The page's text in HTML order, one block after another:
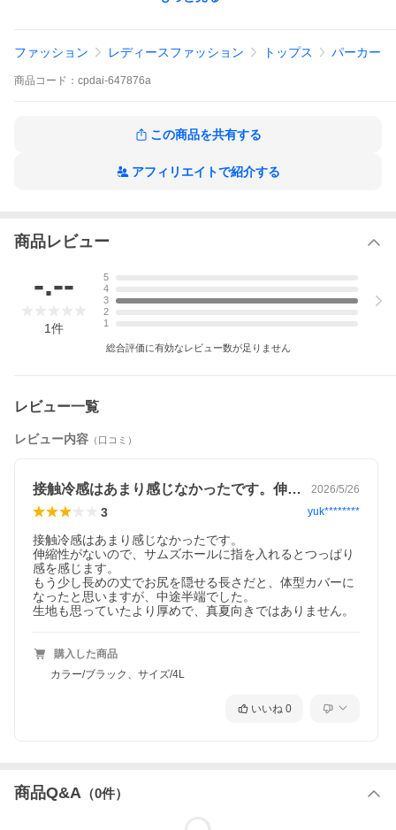
【素材】レーヨン 50％ ナイロン 50％
ゴールドジャパン GOLDJAPAN 大きいサイズ レディース レディ
＆吸水速乾ペプラムパーカー フーディー ジップ 接触冷感 UV 吸
水速乾 吸水 速乾 ペプラム フレア ポケット ロング 前開き ストレ
ファッション レディースファッション トップス パーカー
商品 コード： cpdai-647876a
この商品を共有する
アフィリエイトで紹介する
商品レビュー
-.--
1件
5
4
3
2
1
総合評価に有効なレビュー数が足りません
レビュー一覧
レビュー内容 （口コミ）
接触冷感はあまり感じなかったです。伸縮… 2026/5/26
3 yuk********
接触冷感はあまり感じなかったです。
伸縮性がないので、サムズホールに指を入れるとつっぱり
感を感じます。
もう少し長めの丈でお尻を隠せる長さだと、体型カバーに
なったと思いますが、中途半端でした。
生地も思っていたより厚めで、真夏向きではありません。
購入した商品
カラー/ブラック、サイズ/4L
いいね 0
商品Q&A （0件）